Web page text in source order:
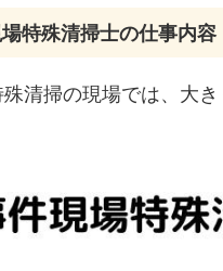
特殊清掃士の仕事内容
清掃の現場では、大